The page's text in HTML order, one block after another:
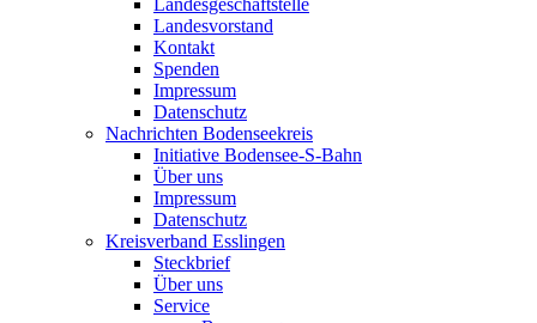
Landesgeschäftstelle
Landesvorstand
Kontakt
Spenden
Impressum
Datenschutz
Nachrichten Bodenseekreis
Initiative Bodensee-S-Bahn
Über uns
Impressum
Datenschutz
Kreisverband Esslingen
Steckbrief
Über uns
Service